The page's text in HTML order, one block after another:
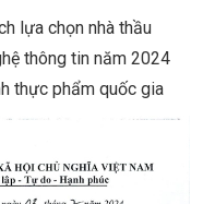
lựa chọn nhà thầu
thông tin năm 2024
thực phẩm quốc gia